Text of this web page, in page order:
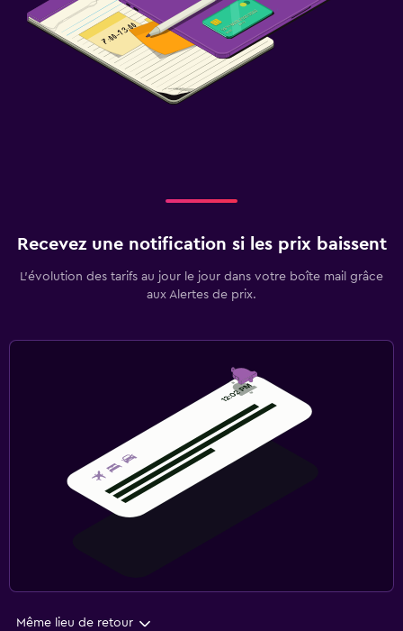
Recevez une notification si les prix baissent
L’évolution des tarifs au jour le jour dans votre boîte mail grâce
aux Alertes de prix.
Même lieu de retour